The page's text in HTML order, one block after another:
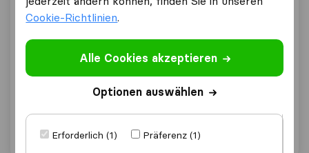
8,8
Wildenhofer Logistik und Transport
Hallein
Angebot anfordern
10 Bewertungen als"Professionell"
Cookie-Richtlinien.
Alle Cookies akzeptieren
Optionen auswählen
Erforderlich (1)
Präferenz (1)